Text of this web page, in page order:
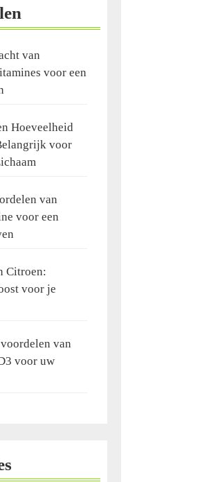
van
voor een
Hoeveelheid
voor
van
voor een
Citroen:
voor je
van
voor uw